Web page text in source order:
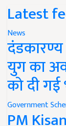
Latest
News
युग का
को दी गई
Government
PM